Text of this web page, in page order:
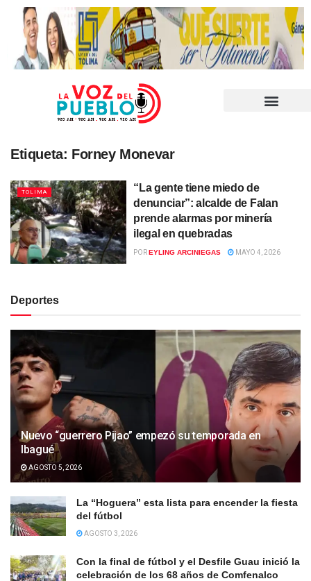
Etiqueta: Forney Monevar
TOLIMA
“La gente tiene miedo de
denunciar”: alcalde de Falan
prende alarmas por minería
ilegal en quebradas
POREYLING ARCINIEGAS MAYO 4, 2026
Deportes
Nuevo “guerrero Pijao” empezó su temporada en
Ibagué
AGOSTO 5, 2026
La “Hoguera” esta lista para encender la fiesta
del fútbol
AGOSTO 3, 2026
Con la final de fútbol y el Desfile Guau inició la
celebración de los 68 años de Comfenalco